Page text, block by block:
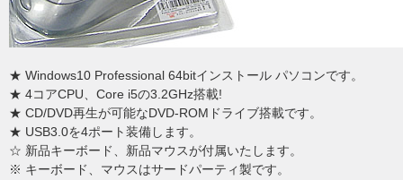
★ Windows10 Professional 64bitインストール パソコンです。
★ 4コアCPU、Core i5の3.2GHz搭載!
★ CD/DVD再生が可能なDVD-ROMドライブ搭載です。
★ USB3.0を4ポート装備します。
☆ 新品キーボード、新品マウスが付属いたします。
※ キーボード、マウスはサードパーティ製です。